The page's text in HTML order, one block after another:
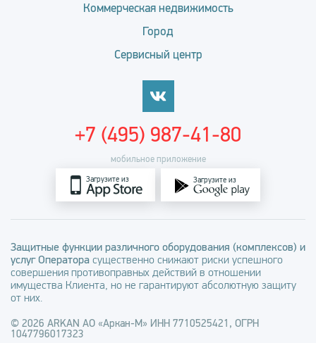
Коммерческая недвижимость
Город
Сервисный центр
мобильное приложение
Загрузите из Загрузите из
+7 (495) 987-41-80
Защитные функции различного оборудования (комплексов) и
услуг Оператора существенно снижают риски успешного
совершения противоправных действий в отношении
имущества Клиента, но не гарантируют абсолютную защиту
от них.
© 2026 ARKAN АО «Аркан-М» ИНН 7710525421, ОГРН
1047796017323